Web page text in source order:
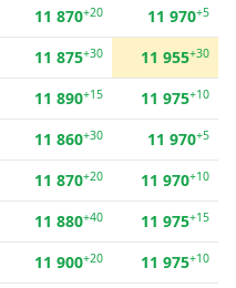
11 870+20 11 970+5
11 875+30 11 955+30
11 890+15 11 975+10
11 860+30 11 970+5
11 870+20 11 970+10
11 880+40 11 975+15
11 900+20 11 975+10